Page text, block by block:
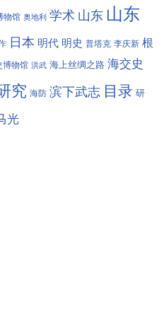
物馆 奥地利 学术 山东 山东
日本 明代 明史 普塔克 李庆新 根
博物馆 洪武 海上丝绸之路 海交史
究 海防 滨下武志 目录 研
光